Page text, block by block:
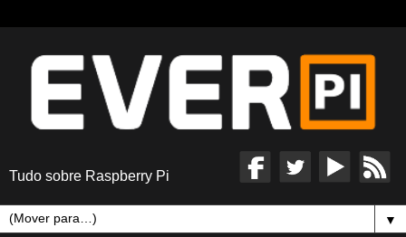
Tudo sobre Raspberry Pi
▼